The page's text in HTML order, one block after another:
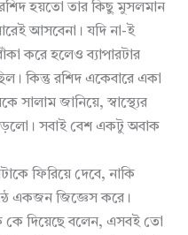
হয়তো তার কিছু মুসলমান
আসবেনা। যদি না-ই
করে হলেও ব্যাপারটার
কিন্তু রশিদ একেবারে একা
জানিয়ে, স্বাস্থ্যের
সবাই বেশ একটু অবাক
ফিরিয়ে দেবে, নাকি
একজন জিজ্ঞেস করে।
কে দিয়েছে বলেন, এসবই তো